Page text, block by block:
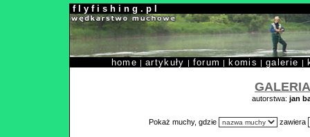
f l y f i s h i n g . p l
home |artykuły | forum | komis |galerie |
autorstwa: jan
Pokaż muchy, gdzie zawiera